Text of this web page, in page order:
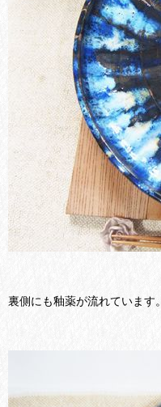
裏側にも釉薬が流れています。